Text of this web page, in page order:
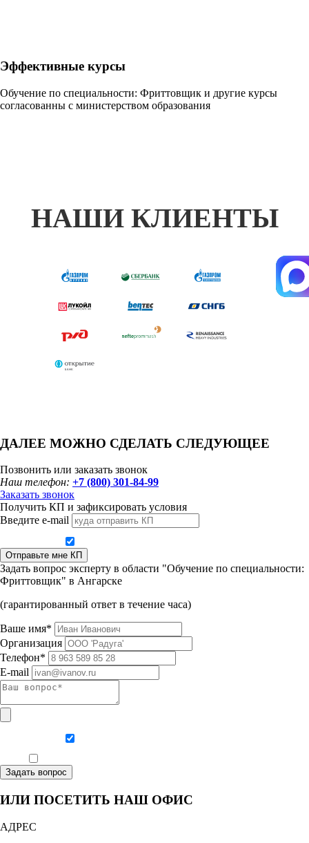
Эффективные курсы
Обучение по специальности: Фриттовщик и другие курсы
согласованны с министерством образования
НАШИ КЛИЕНТЫ
ДАЛЕЕ МОЖНО СДЕЛАТЬ СЛЕДУЮЩЕЕ
Позвонить или заказать звонок
Наш телефон: +7 (800) 301-84-99
Заказать звонок
Получить КП и зафиксировать условия
Введите e-mail
Отправьте мне КП
Задать вопрос эксперту в области "Обучение по специальности:
Фриттовщик" в Ангарске
(гарантированный ответ в течение часа)
Ваше имя*
Организация
Телефон*
E-mail
Задать вопрос
ИЛИ ПОСЕТИТЬ НАШ ОФИС
АДРЕС